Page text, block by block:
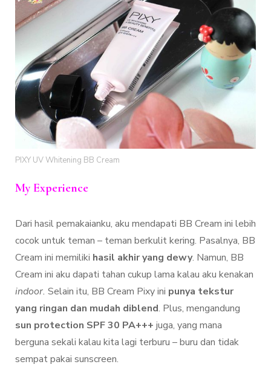
PIXY UV Whitening BB Cream
My Experience
Dari hasil pemakaianku, aku mendapati BB Cream ini lebih
cocok untuk teman – teman berkulit kering. Pasalnya, BB
Cream ini memiliki hasil akhir yang dewy. Namun, BB
Cream ini aku dapati tahan cukup lama kalau aku kenakan
indoor. Selain itu, BB Cream Pixy ini punya tekstur
yang ringan dan mudah diblend. Plus, mengandung
sun protection SPF 30 PA+++ juga, yang mana
berguna sekali kalau kita lagi terburu – buru dan tidak
sempat pakai sunscreen.